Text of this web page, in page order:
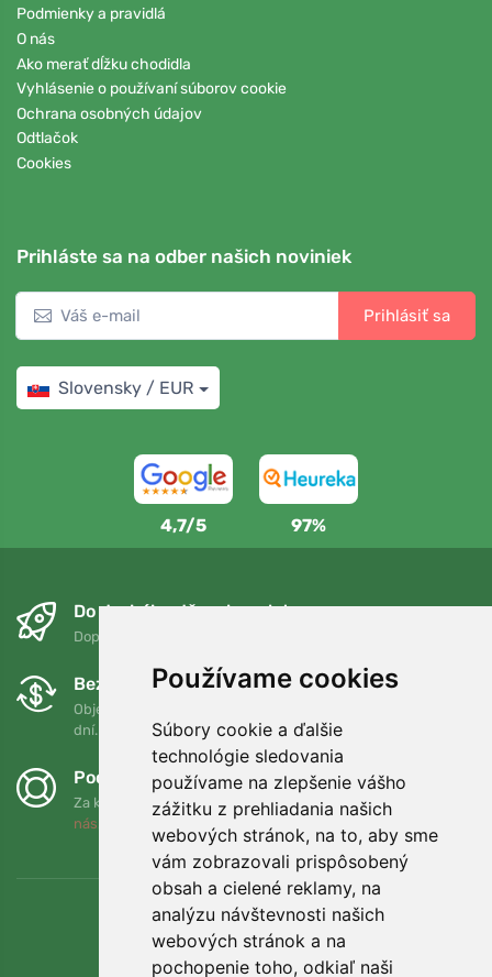
Používame cookies
Súbory cookie a ďalšie
technológie sledovania
používame na zlepšenie vášho
zážitku z prehliadania našich
webových stránok, na to, aby sme
vám zobrazovali prispôsobený
obsah a cielené reklamy, na
analýzu návštevnosti našich
webových stránok a na
pochopenie toho, odkiaľ naši
Podmienky a pravidlá
O nás
Ako merať dĺžku chodidla
Vyhlásenie o používaní súborov cookie
Ochrana osobných údajov
Odtlačok
Cookies
Prihláste sa na odber našich noviniek
Prihlásiť sa
Slovensky / EUR
4,7/5 97%
Do druhého dňa a bezplatne
Doprava zadarmo pri objednávkach nad 75 EUR
Bezplatná výmena a vrátenie tovaru
Objednávku môžete kedykoľvek vrátiť alebo vymeniť do 90
dní.
Podporujeme Trees.org
Za každú objednávku zasadíme strom! Prečítajte si viac
nás